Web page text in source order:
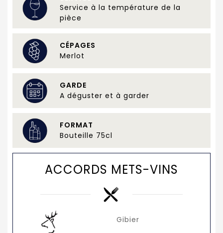
Service à la température de la
pièce
CÉPAGES
Merlot
GARDE
A déguster et à garder
FORMAT
Bouteille 75cl
ACCORDS METS-VINS
Gibier